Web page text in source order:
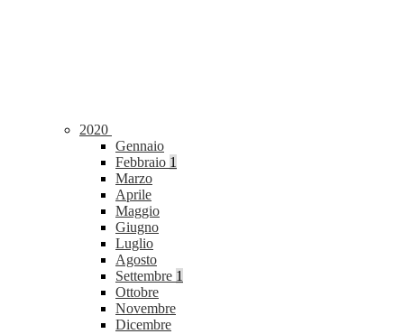
2020
Gennaio
Febbraio 1
Marzo
Aprile
Maggio
Giugno
Luglio
Agosto
Settembre 1
Ottobre
Novembre
Dicembre